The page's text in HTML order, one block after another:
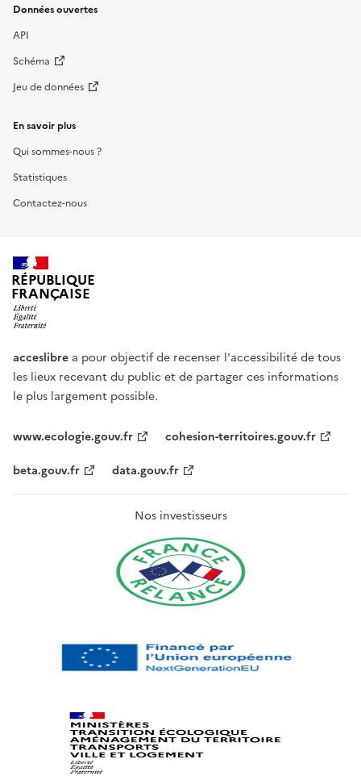
Données ouvertes
API
Schéma
Jeu de données
En savoir plus
Qui sommes-nous ?
Statistiques
Contactez-nous
RÉPUBLIQUE
FRANÇAISE
acceslibre a pour objectif de recenser l'accessibilité de tous
les lieux recevant du public et de partager ces informations
le plus largement possible.
www.ecologie.gouv.fr
cohesion-territoires.gouv.fr
beta.gouv.fr
data.gouv.fr
Nos investisseurs